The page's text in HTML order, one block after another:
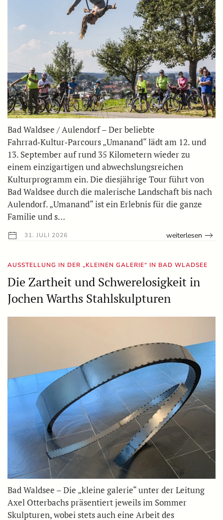
Bad Waldsee / Aulendorf – Der beliebte
Fahrrad‑Kultur‑Parcours „Umanand“ lädt am 12. und
13. September auf rund 35 Kilometern wieder zu
einem einzigartigen und abwechslungsreichen
Kulturprogramm ein. Die diesjährige Tour führt von
Bad Waldsee durch die malerische Landschaft bis nach
Aulendorf. „Umanand“ ist ein Erlebnis für die ganze
Familie und s…
31. JULI 2026 weiterlesen
AUSSTELLUNG IN DER „KLEINEN GALERIE“ IN BAD WLADSEE
Die Zartheit und Schwerelosigkeit in
Jochen Warths Stahlskulpturen
Bad Waldsee – Die „kleine galerie“ unter der Leitung
Axel Otterbachs präsentiert jeweils im Sommer
Skulpturen, wobei stets auch eine Arbeit des